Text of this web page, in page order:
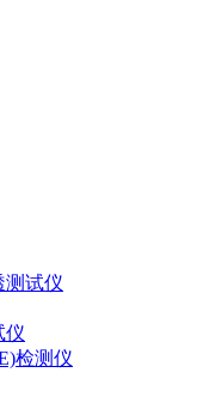
测试仪
仪
检测仪